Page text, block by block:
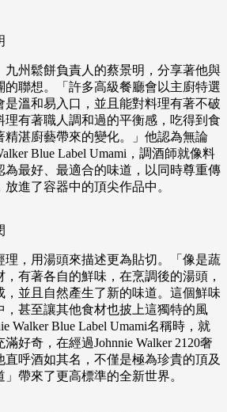
九州鬆餅負責人的蔡景明，分享著他與
的聯想。「許多高級餐廳會以主廚特選
是溫和易入口，並且能對料理有著不破
理有著職人調和過的平衡感，吃得到食
精湛廚藝帶來的變化。」他認為無論
Blue Label Umami，調酒師就像料
為最好、最適合的味道，以同時尊重傳
進了容器中的頂尖作品中。
理，用湯頭來描述更為貼切。「像是蔬
有著各自的鮮味，在烹調後的湯頭，
，並且自然產生了新的味道。這個鮮味
，甚至讓其他食材也披上這獨特的風
Walker Blue Label Umami名稱時，就
好奇，在經過Johnnie Walker 2120奢
呼酒如其名，不僅是極為珍貴的頂及
帶來了更高標準的全新世界。